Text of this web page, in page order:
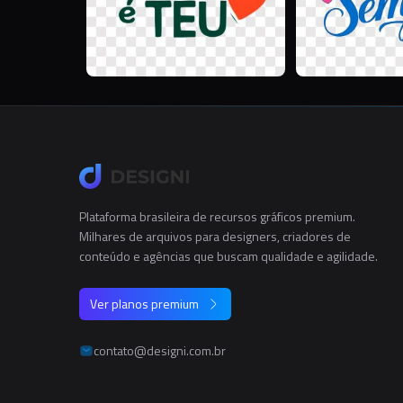
Plataforma brasileira de recursos gráficos premium.
Milhares de arquivos para designers, criadores de
conteúdo e agências que buscam qualidade e agilidade.
Ver planos premium
contato@designi.com.br